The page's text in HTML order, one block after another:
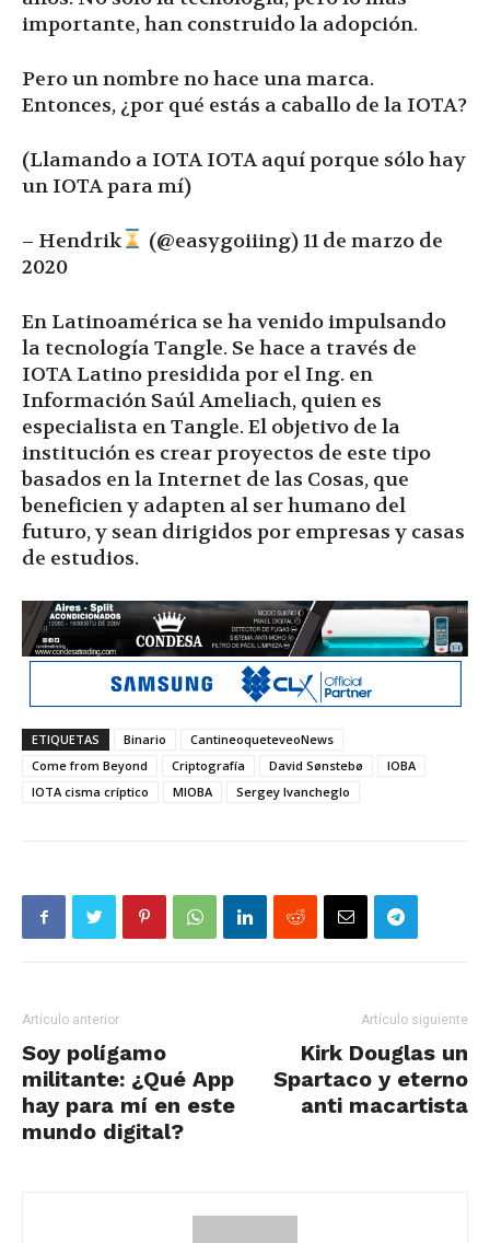
importante, han construido la adopción.
Pero un nombre no hace una marca.
Entonces, ¿por qué estás a caballo de la IOTA?
(Llamando a IOTA IOTA aquí porque sólo hay
un IOTA para mí)
– Hendrik
(@easygoiiing) 11 de marzo de
2020
En Latinoamérica se ha venido impulsando
la tecnología Tangle. Se hace a través de
IOTA Latino presidida por el Ing. en
Información Saúl Ameliach, quien es
especialista en Tangle. El objetivo de la
institución es crear proyectos de este tipo
basados en la Internet de las Cosas, que
beneficien y adapten al ser humano del
futuro, y sean dirigidos por empresas y casas
de estudios.
ETIQUETAS Binario
CantineoqueteveoNews
Come from Beyond
Criptografía David Sønstebø
IOBA
IOTA cisma críptico
MIOBA Sergey Ivancheglo
Artículo anterior
Soy polígamo
militante: ¿Qué App
hay para mí en este
mundo digital?
Artículo siguiente
Kirk Douglas un
Spartaco y eterno
anti macartista